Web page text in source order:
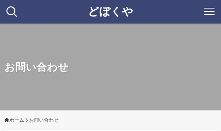
どぼくや
お問い合わせ
ホーム お問い合わせ